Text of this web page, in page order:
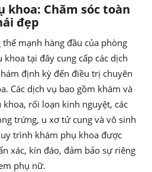
khoa: Chăm sóc toàn
đẹp
mạnh hàng đầu của phòng
tại đây cung cấp các dịch
định kỳ đến điều trị chuyên
Các dịch vụ bao gồm khám và
rối loạn kinh nguyệt, các
trứng, u xơ tử cung và vô sinh
trình khám phụ khoa được
xác, kín đáo, đảm bảo sự riêng
phụ nữ.